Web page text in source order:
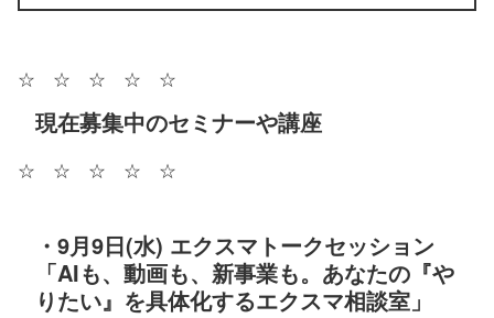
☆ ☆ ☆ ☆ ☆
現在募集中のセミナーや講座
☆ ☆ ☆ ☆ ☆
・9月9日(水) エクスマトークセッション
「AIも、動画も、新事業も。あなたの『や
りたい』を具体化するエクスマ相談室」